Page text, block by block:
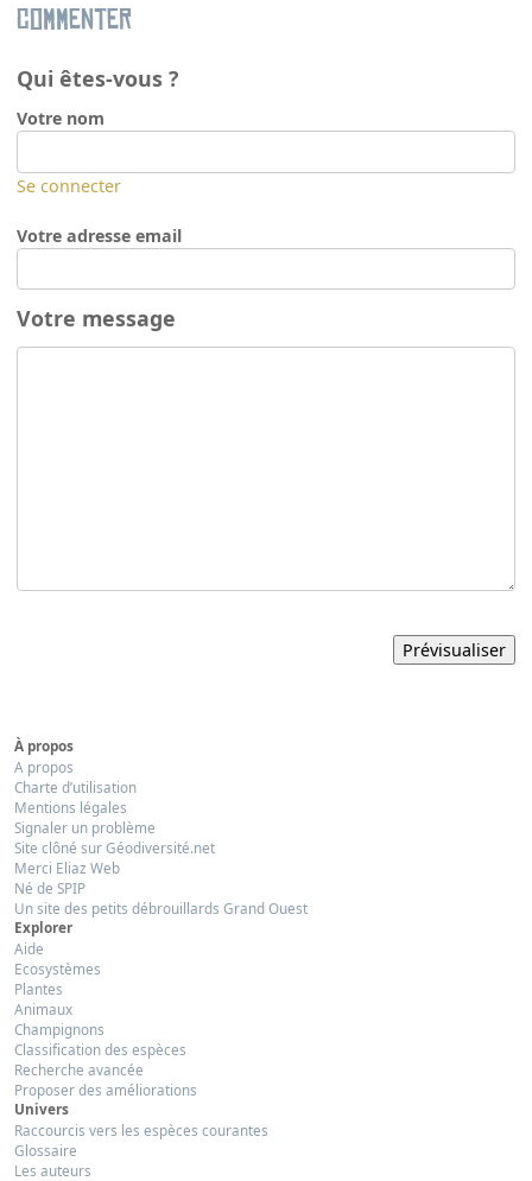
Commenter
Qui êtes-vous ?
Votre nom
Se connecter
Votre adresse email
Votre message
À propos
A propos
Charte d’utilisation
Mentions légales
Signaler un problème
Site clôné sur Géodiversité.net
Merci Eliaz Web
Né de SPIP
Un site des petits débrouillards Grand Ouest
Explorer
Aide
Ecosystèmes
Plantes
Animaux
Champignons
Classification des espèces
Recherche avancée
Proposer des améliorations
Univers
Raccourcis vers les espèces courantes
Glossaire
Les auteurs